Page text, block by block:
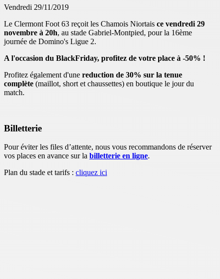
Vendredi 29/11/2019
Le Clermont Foot 63 reçoit les Chamois Niortais ce vendredi 29
novembre à 20h, au stade Gabriel-Montpied, pour la 16ème
journée de Domino's Ligue 2.
A l'occasion du BlackFriday, profitez de votre place à -50% !
Profitez également d'une reduction de 30% sur la tenue
complète (maillot, short et chaussettes) en boutique le jour du
match.
Billetterie
Pour éviter les files d’attente, nous vous recommandons de réserver
vos places en avance sur la billetterie en ligne.
Plan du stade et tarifs : cliquez ici